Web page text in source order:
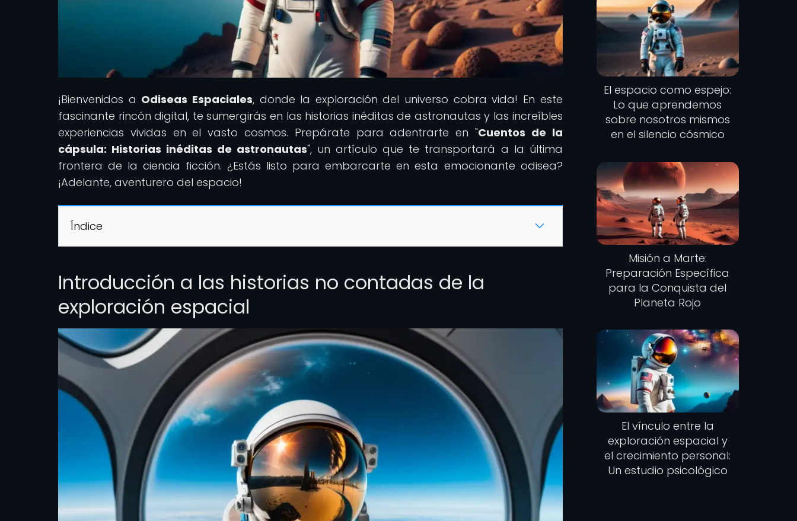
¡Bienvenidos a Odiseas Espaciales, donde la exploración del universo cobra vida! En este
fascinante rincón digital, te sumergirás en las historias inéditas de astronautas y las increíbles
experiencias vividas en el vasto cosmos. Prepárate para adentrarte en "Cuentos de la
cápsula: Historias inéditas de astronautas", un artículo que te transportará a la última
frontera de la ciencia ficción. ¿Estás listo para embarcarte en esta emocionante odisea?
¡Adelante, aventurero del espacio!
Índice
Introducción a las historias no contadas de la
exploración espacial
El espacio como espejo:
Lo que aprendemos
sobre nosotros mismos
en el silencio cósmico
Misión a Marte:
Preparación Específica
para la Conquista del
Planeta Rojo
El vínculo entre la
exploración espacial y
el crecimiento personal:
Un estudio psicológico